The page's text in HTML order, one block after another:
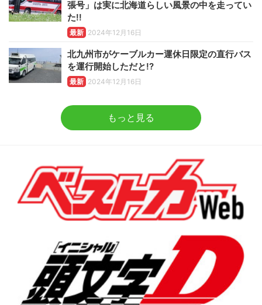
張号」は実に北海道らしい風景の中を走ってい
た!!
最新 2024年12月16日
北九州市がケーブルカー運休日限定の直行バス
を運行開始しただと!?
最新 2024年12月16日
もっと見る